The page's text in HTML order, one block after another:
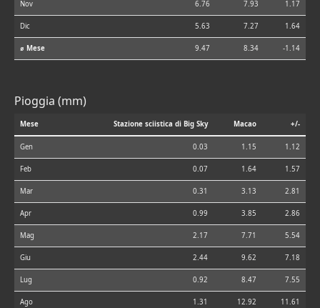
Nov 6.76 7.93 1.17
Dic 5.63 7.27 1.64
⌀ Mese 9.47 8.34 -1.14
Pioggia (mm)
Mese Stazione sciistica di Big Sky Macao +/-
Gen 0.03 1.15 1.12
Feb 0.07 1.64 1.57
Mar 0.31 3.13 2.81
Apr 0.99 3.85 2.86
Mag 2.17 7.71 5.54
Giu 2.44 9.62 7.18
Lug 0.92 8.47 7.55
Ago 1.31 12.92 11.61